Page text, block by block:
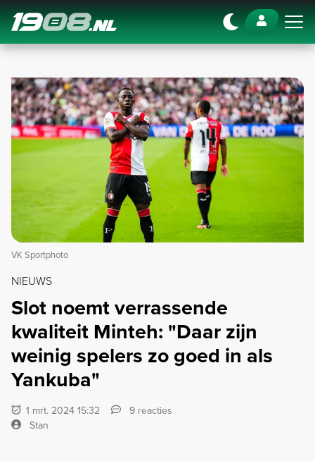
Navigation
VK Sportphoto
NIEUWS
Slot noemt verrassende
kwaliteit Minteh: "Daar zijn
weinig spelers zo goed in als
Yankuba"
1 mrt. 2024 15:32
9 reacties
Stan